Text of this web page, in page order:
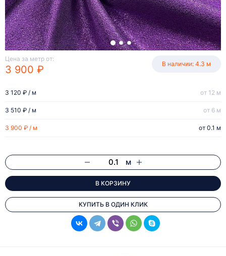
Цена за метр от:
3 900 ₽ В наличии: 4.3 м
3 900 ₽ / м от 0.1 м
3 510 ₽ / м от 6 м
3 120 ₽ / м от 12 м
м
В КОРЗИНУ
КУПИТЬ В ОДИН КЛИК